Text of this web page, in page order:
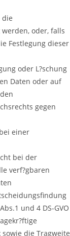
die
oder, falls
Festlegung dieser
oder L?schung
Daten oder auf
gegen
einer
bei der
verf?gbaren
und 4 DS-GVO
die Tragweite